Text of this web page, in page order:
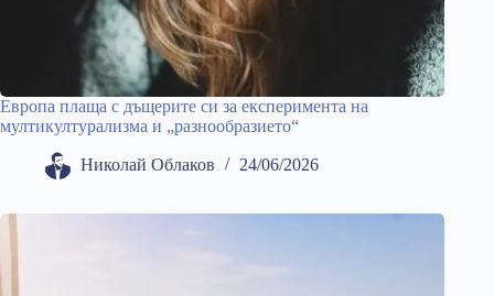
Европа плаща с дъщерите си за експеримента на
мултикултурализма и „разнообразието“
Николай Облаков 24/06/2026